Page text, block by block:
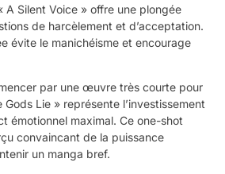
A Silent Voice » offre une plongée
de harcèlement et d’acceptation.
évite le manichéisme et encourage
par une œuvre très courte pour
Lie » représente l’investissement
émotionnel maximal. Ce one-shot
convaincant de la puissance
un manga bref.